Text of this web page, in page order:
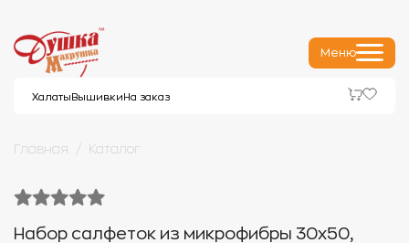
Меню
Халаты Вышивки На заказ
Главная Каталог
Набор салфеток из микрофибры 30х50,